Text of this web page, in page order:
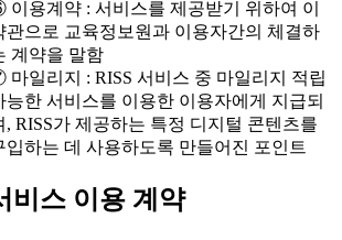
이용계약 : 서비스를 제공받기 위하여 이
관으로 교육정보원과 이용자간의 체결하
계약을 말함
마일리지 : RISS 서비스 중 마일리지 적립
능한 서비스를 이용한 이용자에게 지급되
, RISS가 제공하는 특정 디지털 콘텐츠를
입하는 데 사용하도록 만들어진 포인트
비스 이용 계약